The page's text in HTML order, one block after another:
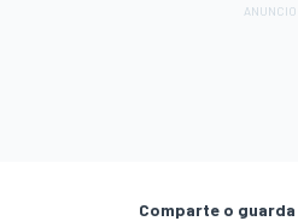
Comparte o